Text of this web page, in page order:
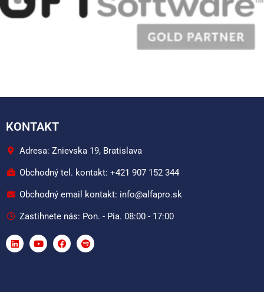
KONTAKT
Adresa: Znievska 19, Bratislava
Obchodný tel. kontakt: +421 907 152 344
Obchodný email kontakt: info@alfapro.sk
Zastihnete nás: Pon. - Pia. 08:00 - 17:00